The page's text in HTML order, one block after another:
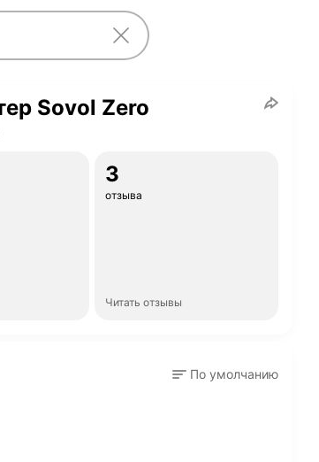
Sovol Zero
3
отзыва
Читать отзывы
По умолчанию